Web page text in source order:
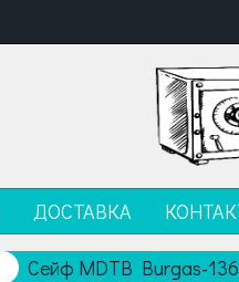
ДОСТАВКА
Сейф MDTB Burgas-